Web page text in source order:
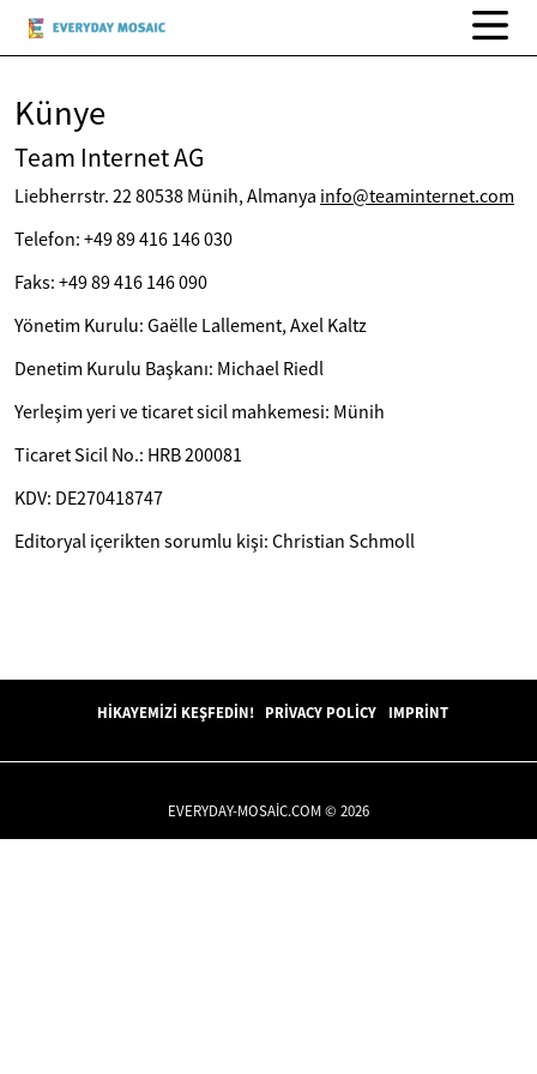
Künye
Team Internet AG
Liebherrstr. 22 80538 Münih, Almanya info@teaminternet.com
Telefon: +49 89 416 146 030
Faks: +49 89 416 146 090
Yönetim Kurulu: Gaëlle Lallement, Axel Kaltz
Denetim Kurulu Başkanı: Michael Riedl
Yerleşim yeri ve ticaret sicil mahkemesi: Münih
Ticaret Sicil No.: HRB 200081
KDV: DE270418747
Editoryal içerikten sorumlu kişi: Christian Schmoll
HIKAYEMIZI KEŞFEDIN! PRIVACY POLICY IMPRINT
EVERYDAY-MOSAIC.COM © 2026